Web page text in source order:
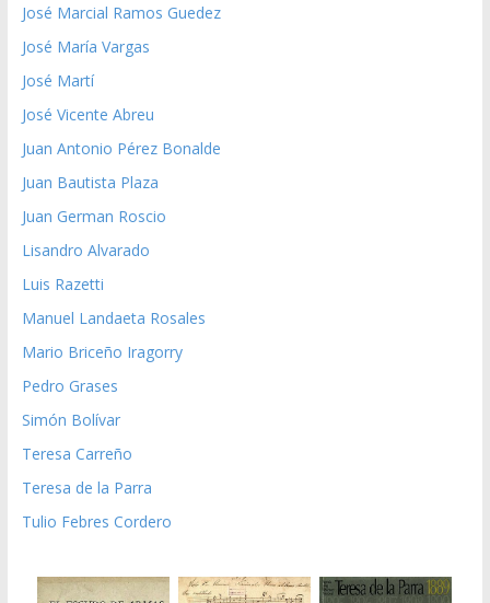
José Marcial Ramos Guedez
José María Vargas
José Martí
José Vicente Abreu
Juan Antonio Pérez Bonalde
Juan Bautista Plaza
Juan German Roscio
Lisandro Alvarado
Luis Razetti
Manuel Landaeta Rosales
Mario Briceño Iragorry
Pedro Grases
Simón Bolívar
Teresa Carreño
Teresa de la Parra
Tulio Febres Cordero